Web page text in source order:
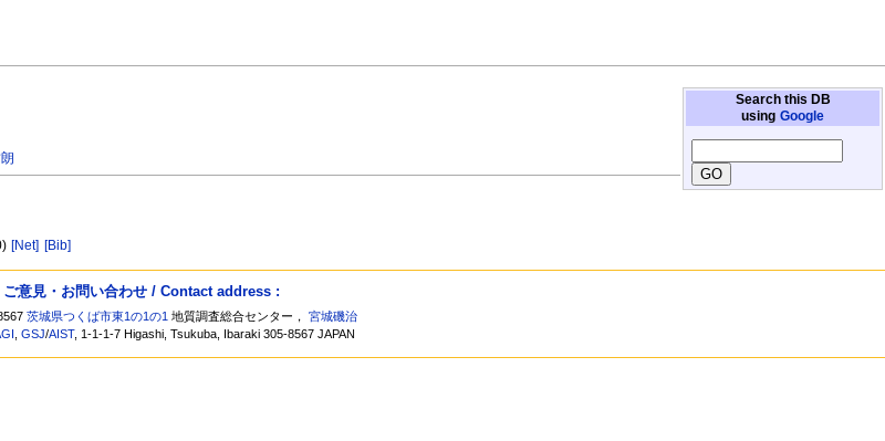
Search this DB
using Google
[Net] [Bib]
ご意見・お問い合わせ / Contact address :
茨城県つくば市東1の1の1 地質調査総合センター，宮城磯治
,GSJ/AIST, 1-1-1-7 Higashi, Tsukuba, Ibaraki 305-8567 JAPAN